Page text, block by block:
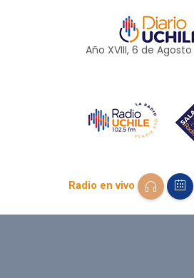
Año XVIII, 6 de Agosto
Radio en vivo